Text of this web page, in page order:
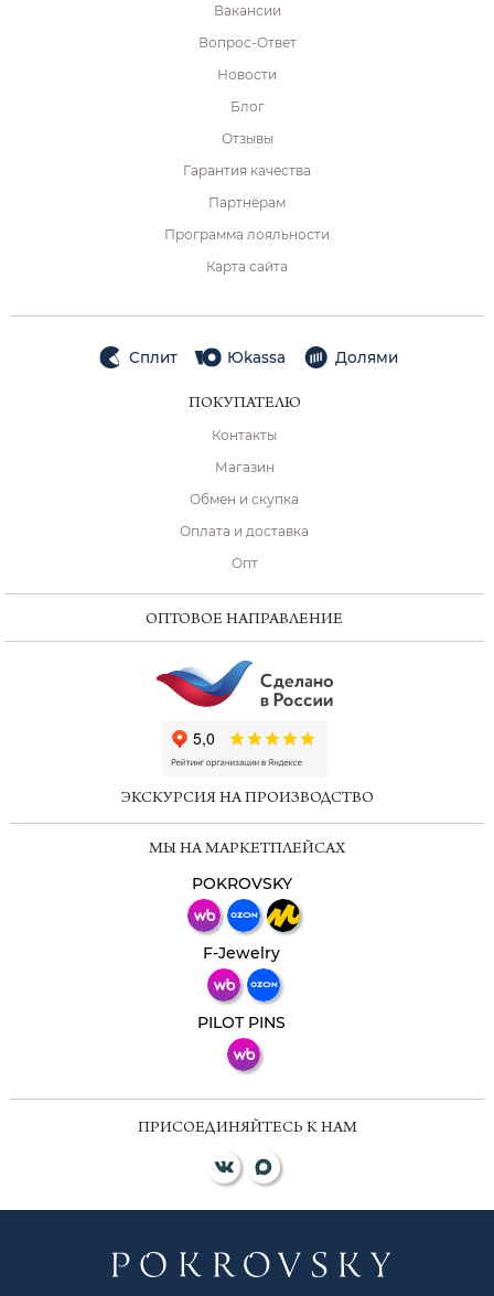
Вакансии
Вопрос-Ответ
Новости
Блог
Отзывы
Гарантия качества
Партнёрам
Программа лояльности
Карта сайта
Сплит Юkassa Долями
ПОКУПАТЕЛЮ
Контакты
Магазин
Обмен и скупка
Оплата и доставка
Опт
ОПТОВОЕ НАПРАВЛЕНИЕ
ЭКСКУРСИЯ НА ПРОИЗВОДСТВО
МЫ НА МАРКЕТПЛЕЙСАХ
POKROVSKY
F-Jewelry
PILOT PINS
ПРИСОЕДИНЯЙТЕСЬ К НАМ